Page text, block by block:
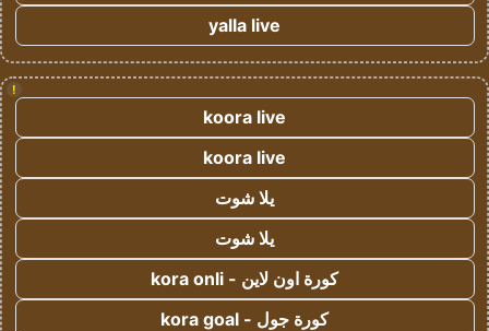
yalla live
!
koora live
koora live
يلا شوت
يلا شوت
كورة اون لاين - kora onli
كورة جول - kora goal